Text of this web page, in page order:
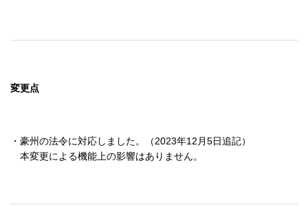
変更点
・豪州の法令に対応しました。（2023年12月5日追記）
本変更による機能上の影響はありません。